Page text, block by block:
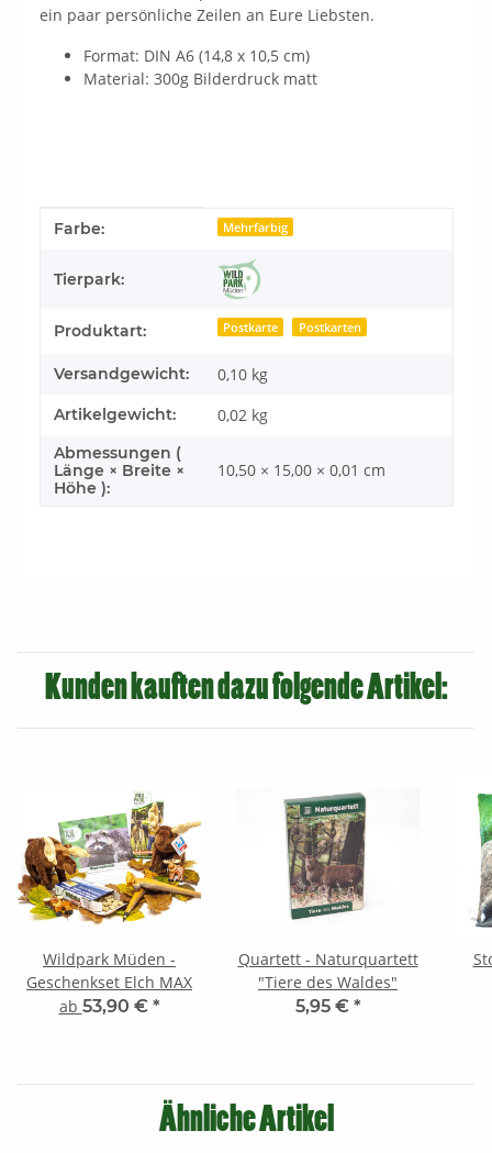
ein paar persönliche Zeilen an Eure Liebsten.
Format: DIN A6 (14,8 x 10,5 cm)
Material: 300g Bilderdruck matt
Produkteigenschaft
Wert
Farbe: Mehrfarbig
Tierpark:
Produktart: Postkarte Postkarten
Versandgewicht: 0,10 kg
Artikelgewicht: 0,02 kg
Abmessungen (
Länge × Breite ×
Höhe ):
10,50 × 15,00 × 0,01 cm
Kunden kauften dazu folgende Artikel:
Wildpark Müden -
Geschenkset Elch MAX
ab 53,90 € *
Quartett - Naturquartett
"Tiere des Waldes"
5,95 € *
Ähnliche Artikel